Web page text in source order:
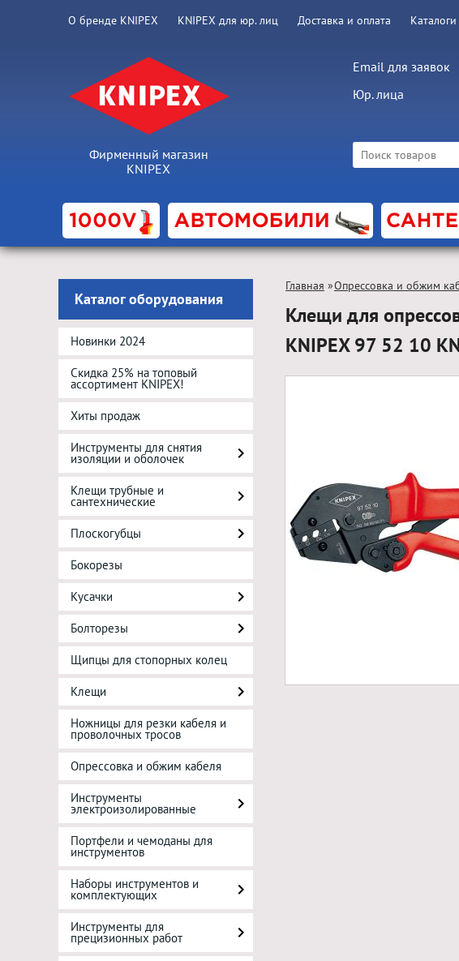
О бренде KNIPEX KNIPEX для юр. лиц Доставка и оплата Каталоги
Фирменный магазин
KNIPEX
Email для заявок
Юр. лица
Каталог оборудования
Новинки 2024
Скидка 25% на топовый
ассортимент KNIPEX!
Хиты продаж
Инструменты для снятия
изоляции и оболочек
Клещи трубные и
сантехнические
Плоскогубцы
Бокорезы
Кусачки
Болторезы
Щипцы для стопорных колец
Клещи
Ножницы для резки кабеля и
проволочных тросов
Опрессовка и обжим кабеля
Инструменты
электроизолированные
Портфели и чемоданы для
инструментов
Наборы инструментов и
комплектующих
Инструменты для
прецизионных работ
Главная »Опрессовка и обжим
Клещи для
KNIPEX 97 52 10